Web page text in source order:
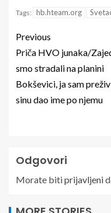
Tags: hb.hteam.org
Previous
Priča HVO junaka/
smo stradali na planini
Bokševici, ja sam
sinu dao ime po njemu
Odgovori
Morate bitiprijavljeni